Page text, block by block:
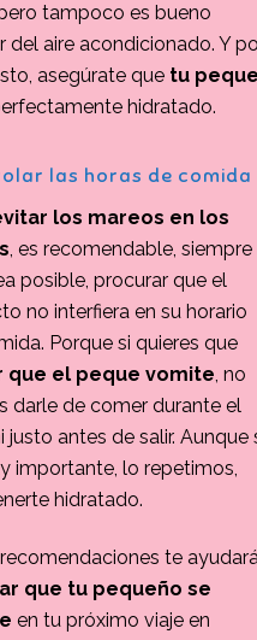
tampoco es bueno
del aire acondicionado. Y
asegúrate que tu peque
hidratado.
las horas de comida
los mareos en los
, es recomendable, siempre
posible, procurar que el
no interfiera en su horario
Porque si quieres que
que el peque vomite, no
darle de comer durante el
justo antes de salir. Aunque
importante, lo repetimos,
hidratado.
te
que tu pequeño se
en tu próximo viaje en